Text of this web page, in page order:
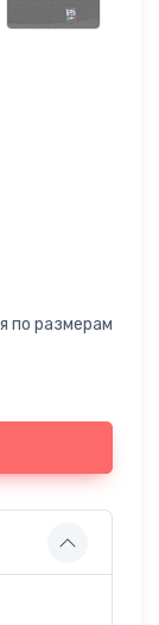
по размерам